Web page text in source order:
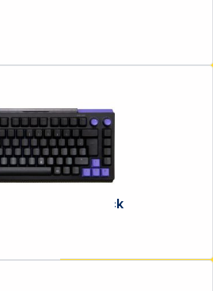
(DE)
Logitech G512 X 75 Tactile (DE) USB black